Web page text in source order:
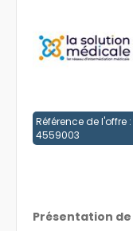
Référence de l'offre :
4559003
Présentation